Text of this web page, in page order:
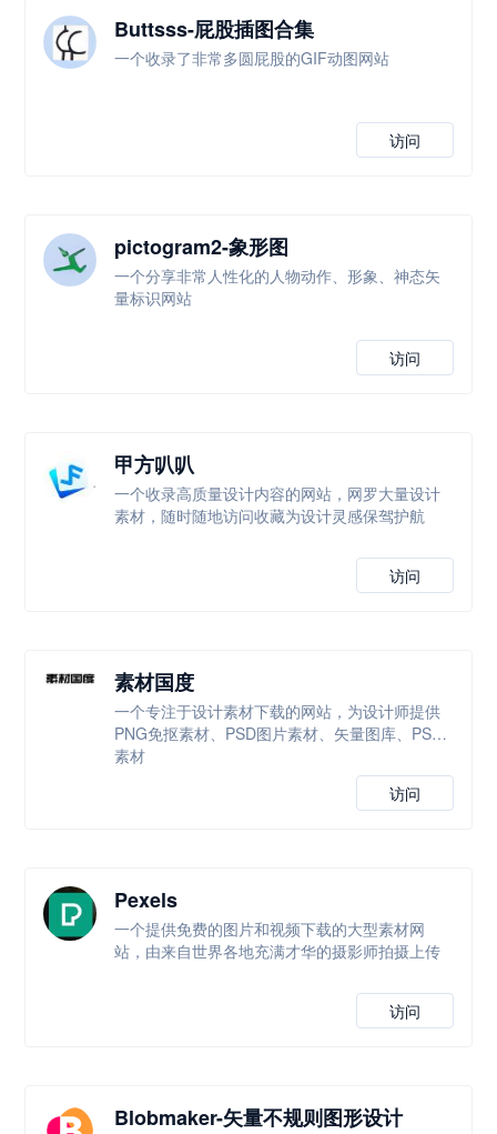
Buttsss-屁股插图合集
一个收录了非常多圆屁股的GIF动图网站
访问
pictogram2-象形图
一个分享非常人性化的人物动作、形象、神态矢
量标识网站
访问
甲方叭叭
一个收录高质量设计内容的网站，网罗大量设计
素材，随时随地访问收藏为设计灵感保驾护航
访问
素材国度
一个专注于设计素材下载的网站，为设计师提供
PNG免抠素材、PSD图片素材、矢量图库、PS等
素材
访问
Pexels
一个提供免费的图片和视频下载的大型素材网
站，由来自世界各地充满才华的摄影师拍摄上传
访问
Blobmaker-矢量不规则图形设计